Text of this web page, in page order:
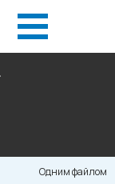
Одним файлом